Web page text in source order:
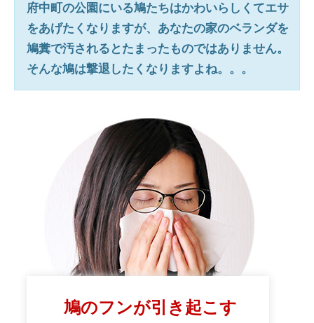
府中町の公園にいる鳩たちはかわいらしくてエサ
をあげたくなりますが、あなたの家のベランダを
鳩糞で汚されるとたまったものではありません。
そんな鳩は撃退したくなりますよね。。。
鳩のフンが引き起こす